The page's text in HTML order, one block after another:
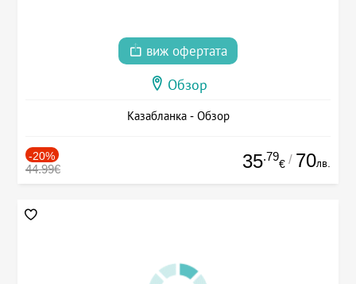
виж офертата
Обзор
Казабланка - Обзор
-20%
44.99€ 35.79
€ / 70лв.